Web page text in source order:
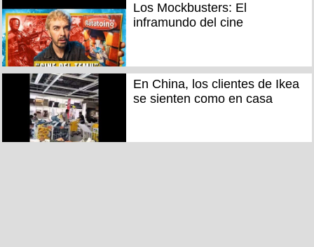
Los Mockbusters: El
inframundo del cine
En China, los clientes de Ikea
se sienten como en casa